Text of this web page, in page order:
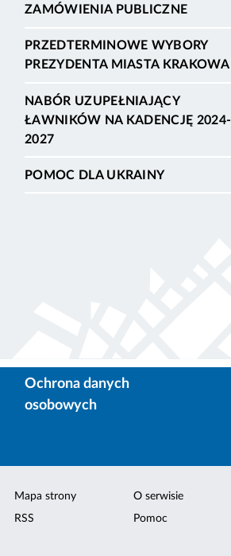
ZAMÓWIENIA PUBLICZNE
PRZEDTERMINOWE WYBORY
PREZYDENTA MIASTA KRAKOWA
NABÓR UZUPEŁNIAJĄCY
ŁAWNIKÓW NA KADENCJĘ 2024-
2027
POMOC DLA UKRAINY
Ochrona danych
osobowych
Mapa strony
RSS
O serwisie
Pomoc